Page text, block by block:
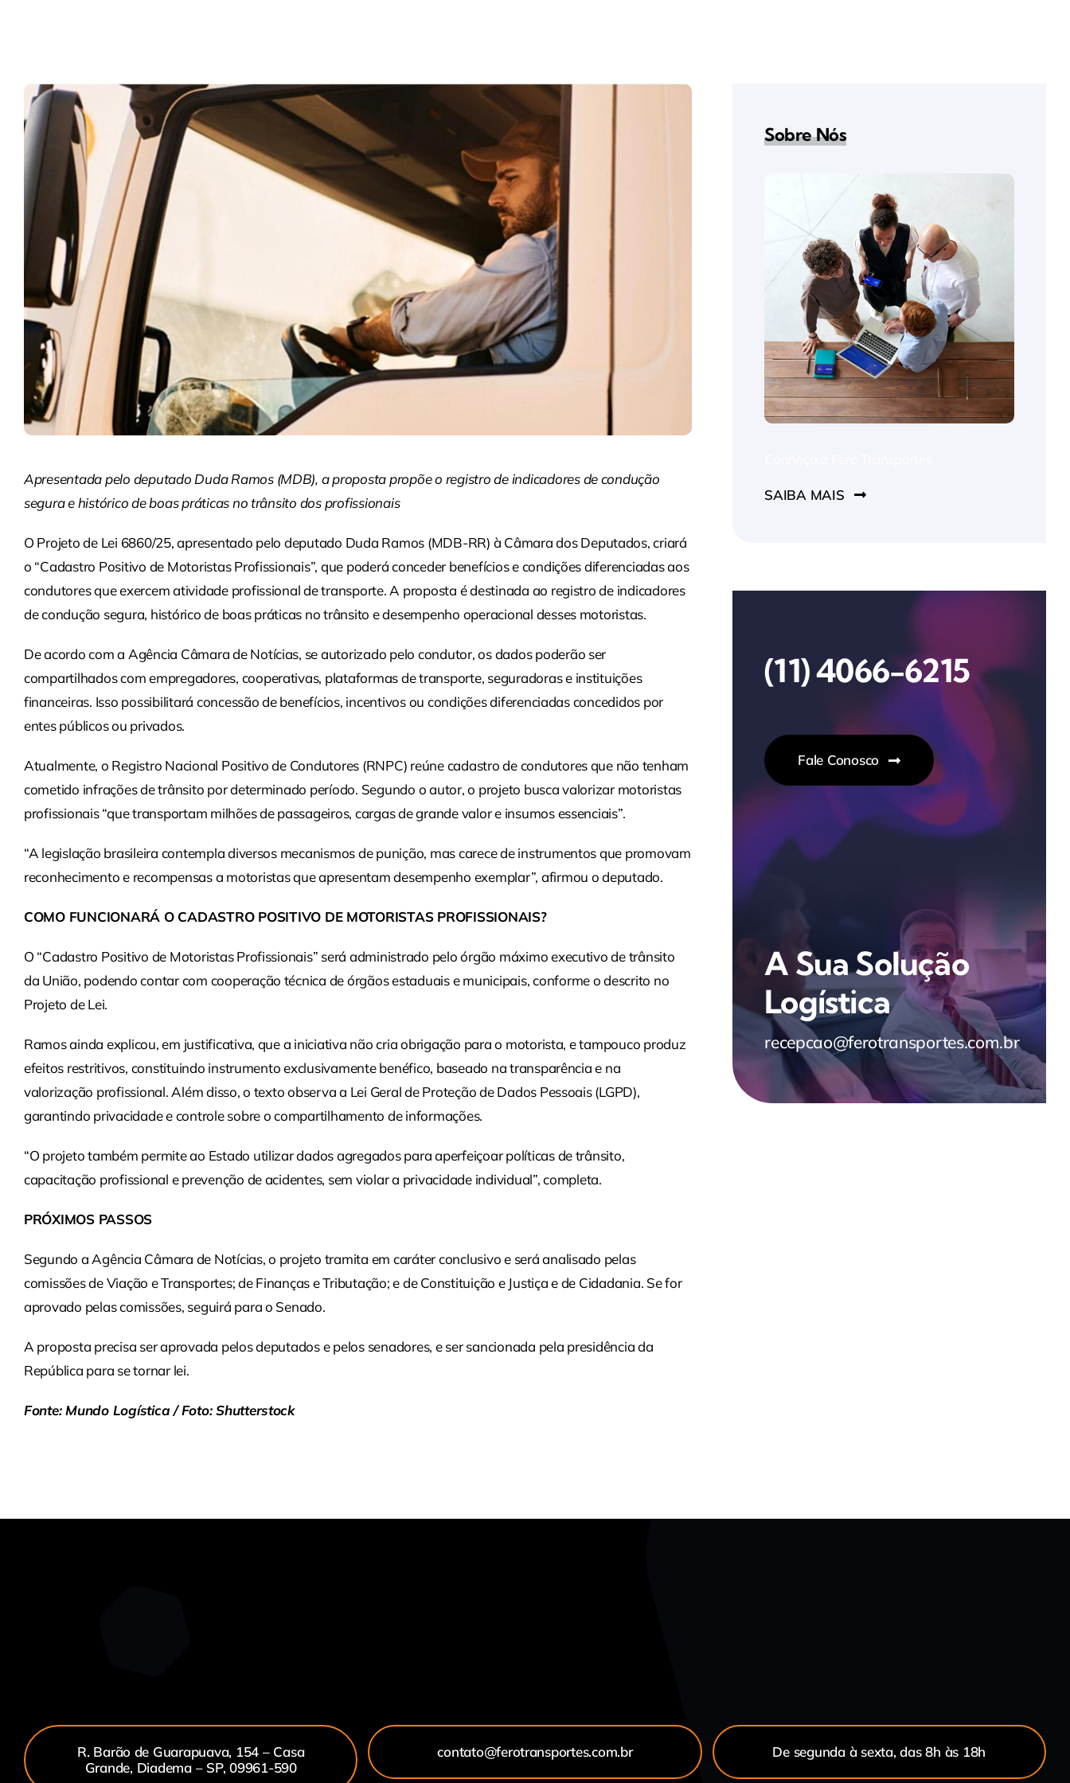
Apresentada pelo deputado Duda Ramos (MDB), a proposta propõe o registro de indicadores de condução
segura e histórico de boas práticas no trânsito dos profissionais
O Projeto de Lei 6860/25, apresentado pelo deputado Duda Ramos (MDB-RR) à Câmara dos Deputados, criará
o “Cadastro Positivo de Motoristas Profissionais”, que poderá conceder benefícios e condições diferenciadas aos
condutores que exercem atividade profissional de transporte. A proposta é destinada ao registro de indicadores
de condução segura, histórico de boas práticas no trânsito e desempenho operacional desses motoristas.
De acordo com a Agência Câmara de Notícias, se autorizado pelo condutor, os dados poderão ser
compartilhados com empregadores, cooperativas, plataformas de transporte, seguradoras e instituições
financeiras. Isso possibilitará concessão de benefícios, incentivos ou condições diferenciadas concedidos por
entes públicos ou privados.
Atualmente, o Registro Nacional Positivo de Condutores (RNPC) reúne cadastro de condutores que não tenham
cometido infrações de trânsito por determinado período. Segundo o autor, o projeto busca valorizar motoristas
profissionais “que transportam milhões de passageiros, cargas de grande valor e insumos essenciais”.
“A legislação brasileira contempla diversos mecanismos de punição, mas carece de instrumentos que promovam
reconhecimento e recompensas a motoristas que apresentam desempenho exemplar”, afirmou o deputado.
COMO FUNCIONARÁ O CADASTRO POSITIVO DE MOTORISTAS PROFISSIONAIS?
O “Cadastro Positivo de Motoristas Profissionais” será administrado pelo órgão máximo executivo de trânsito
da União, podendo contar com cooperação técnica de órgãos estaduais e municipais, conforme o descrito no
Projeto de Lei.
Ramos ainda explicou, em justificativa, que a iniciativa não cria obrigação para o motorista, e tampouco produz
efeitos restritivos, constituindo instrumento exclusivamente benéfico, baseado na transparência e na
valorização profissional. Além disso, o texto observa a Lei Geral de Proteção de Dados Pessoais (LGPD),
garantindo privacidade e controle sobre o compartilhamento de informações.
“O projeto também permite ao Estado utilizar dados agregados para aperfeiçoar políticas de trânsito,
capacitação profissional e prevenção de acidentes, sem violar a privacidade individual”, completa.
PRÓXIMOS PASSOS
Segundo a Agência Câmara de Notícias, o projeto tramita em caráter conclusivo e será analisado pelas
comissões de Viação e Transportes; de Finanças e Tributação; e de Constituição e Justiça e de Cidadania. Se for
aprovado pelas comissões, seguirá para o Senado.
A proposta precisa ser aprovada pelos deputados e pelos senadores, e ser sancionada pela presidência da
República para se tornar lei.
Fonte: Mundo Logística / Foto: Shutterstock
Sobre Nós
SAIBA MAIS
(11) 4066-6215
Fale Conosco
A Sua Solução
Logística
recepcao@ferotransportes.com.br
R. Barão de Guarapuava, 154 – Casa
Grande, Diadema – SP, 09961-590
contato@ferotransportes.com.br De segunda à sexta, das 8h às 18h